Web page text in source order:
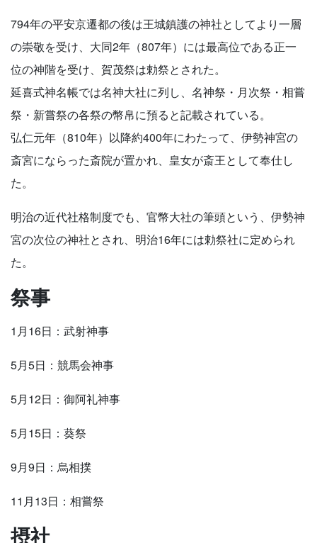
794年の平安京遷都の後は王城鎮護の神社としてより一層
の崇敬を受け、大同2年（807年）には最高位である正一
位の神階を受け、賀茂祭は勅祭とされた。
延喜式神名帳では名神大社に列し、名神祭・月次祭・相嘗
祭・新嘗祭の各祭の幣帛に預ると記載されている。
弘仁元年（810年）以降約400年にわたって、伊勢神宮の
斎宮にならった斎院が置かれ、皇女が斎王として奉仕し
た。
明治の近代社格制度でも、官幣大社の筆頭という、伊勢神
宮の次位の神社とされ、明治16年には勅祭社に定められ
た。
祭事
1月16日：武射神事
5月5日：競馬会神事
5月12日：御阿礼神事
5月15日：葵祭
9月9日：烏相撲
11月13日：相嘗祭
摂社